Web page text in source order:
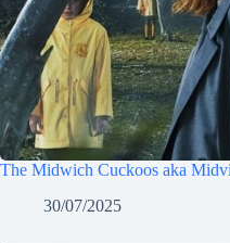
The Midwich Cuckoos aka
30/07/2025